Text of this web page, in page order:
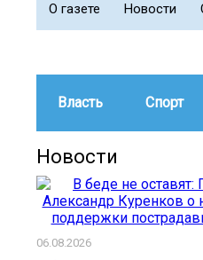
О газете Новости
Власть Спорт
Новости
06.08.2026